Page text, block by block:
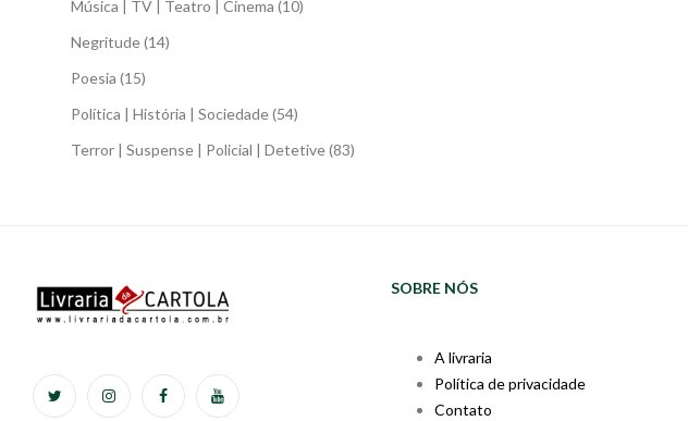
Música | TV | Teatro | Cinema (10)
Negritude(14)
Poesia (15)
Política | História | Sociedade(54)
Terror | Suspense | Policial | Detetive(83)
SOBRE NÓS
A livraria
Política de privacidade
Contato